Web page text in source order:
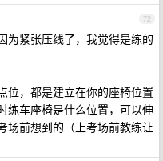
72
为紧张压线了，我觉得是练的
位，都是建立在你的座椅位置
练车座椅是什么位置，可以伸
场前想到的（上考场前教练让